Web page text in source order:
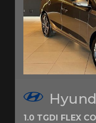
1.0 TGDI FLEX